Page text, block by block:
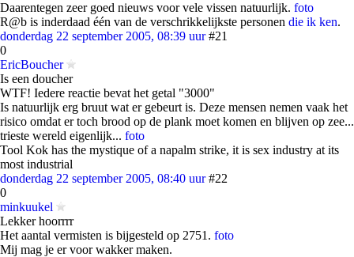
Daarentegen zeer goed nieuws voor vele vissen natuurlijk. foto
R@b is inderdaad één van de verschrikkelijkste personen die ik ken.
donderdag 22 september 2005, 08:39 uur #21
0
EricBoucher
Is een doucher
WTF! Iedere reactie bevat het getal "3000"
Is natuurlijk erg bruut wat er gebeurt is. Deze mensen nemen vaak het
risico omdat er toch brood op de plank moet komen en blijven op zee...
trieste wereld eigenlijk... foto
Tool Kok has the mystique of a napalm strike, it is sex industry at its
most industrial
donderdag 22 september 2005, 08:40 uur #22
0
minkuukel
Lekker hoorrrr
Het aantal vermisten is bijgesteld op 2751. foto
Mij mag je er voor wakker maken.